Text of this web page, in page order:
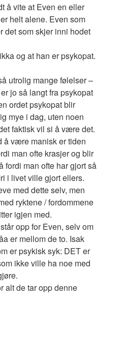
å vite at Even en eller
helt alene. Even som
det som skjer inni hodet
og at han er psykopat.
utrolig mange følelser –
jo så langt fra psykopat
ordet psykopat blir
mye i dag, uten noen
faktisk vil si å være det.
å være manisk er tiden
man ofte krasjer og blir
fordi man ofte har gjort så
i livet ville gjort ellers.
med dette selv, men
ryktene / fordommene
igjen med.
opp for Even, selv om
er mellom de to. Isak
er psykisk syk: DET er
ikke ville ha noe med
alt de tar opp denne